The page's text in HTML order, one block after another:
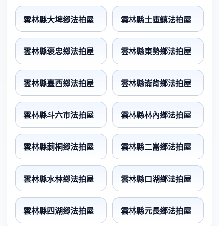
雲林縣大埤鄉法拍屋 雲林縣土庫鎮法拍屋
雲林縣褒忠鄉法拍屋 雲林縣東勢鄉法拍屋
雲林縣臺西鄉法拍屋 雲林縣崙背鄉法拍屋
雲林縣斗六市法拍屋 雲林縣林內鄉法拍屋
雲林縣莿桐鄉法拍屋 雲林縣二崙鄉法拍屋
雲林縣水林鄉法拍屋 雲林縣口湖鄉法拍屋
雲林縣四湖鄉法拍屋 雲林縣元長鄉法拍屋